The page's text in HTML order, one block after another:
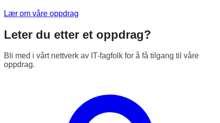
Lær om våre oppdrag
Leter du etter et oppdrag?
Bli med i vårt nettverk av IT-fagfolk for å få tilgang til våre
oppdrag.